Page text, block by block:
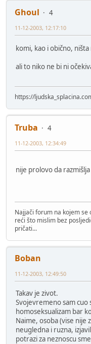
Ghoul
4
11-12-2003, 12:17:10
komi, kao i obično, ništa
ali to niko ne bi ni
https://
Truba
4
11-12-2003, 12:34:49
nije prolovo da
Najjači forum na kojem se
reći što mislim bez
pričati...
Boban
11-12-2003, 12:49:50
Takav je zivot.
Svojevremeno sam cuo
homoseksualizam bar
Naime, osoba (vise nije
neugledna i ruzna,
potrazi za neznoscu